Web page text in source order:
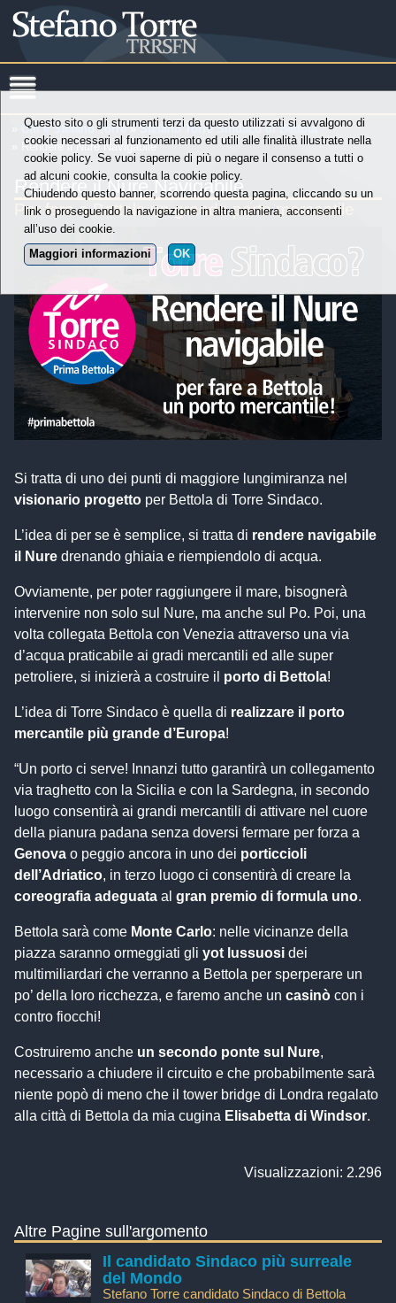
Chi è Stefano Torre »Stefano Torre Sindaco di Bettola
» Rendere il Nure Navigabile
Rendere il Nure Navigabile
Per fare a Bettola un grande porto mercantile
Si tratta di uno dei punti di maggiore lungimiranza nel
visionario progetto per Bettola di Torre Sindaco.
L’idea di per se è semplice, si tratta di rendere navigabile
il Nure drenando ghiaia e riempiendolo di acqua.
Ovviamente, per poter raggiungere il mare, bisognerà
intervenire non solo sul Nure, ma anche sul Po. Poi, una
volta collegata Bettola con Venezia attraverso una via
d’acqua praticabile ai gradi mercantili ed alle super
petroliere, si inizierà a costruire il porto di Bettola!
L’idea di Torre Sindaco è quella di realizzare il porto
mercantile più grande d’Europa!
“Un porto ci serve! Innanzi tutto garantirà un collegamento
via traghetto con la Sicilia e con la Sardegna, in secondo
luogo consentirà ai grandi mercantili di attivare nel cuore
della pianura padana senza doversi fermare per forza a
Genova o peggio ancora in uno dei porticcioli
dell’Adriatico, in terzo luogo ci consentirà di creare la
coreografia adeguata al gran premio di formula uno.
Bettola sarà come Monte Carlo: nelle vicinanze della
piazza saranno ormeggiati gli yot lussuosi dei
multimiliardari che verranno a Bettola per sperperare un
po’ della loro ricchezza, e faremo anche un casinò con i
contro fiocchi!
Costruiremo anche un secondo ponte sul Nure,
necessario a chiudere il circuito e che probabilmente sarà
niente popò di meno che il tower bridge di Londra regalato
alla città di Bettola da mia cugina Elisabetta di Windsor.
Visualizzazioni: 2.296
Altre Pagine sull'argomento
Il candidato Sindaco più surreale
del Mondo
Stefano Torre candidato Sindaco di Bettola
Questo sito o gli strumenti terzi da questo utilizzati si avvalgono di
cookie necessari al funzionamento ed utili alle finalità illustrate nella
cookie policy. Se vuoi saperne di più o negare il consenso a tutti o
ad alcuni cookie, consulta la cookie policy.
Chiudendo questo banner, scorrendo questa pagina, cliccando su un
link o proseguendo la navigazione in altra maniera, acconsenti
all’uso dei cookie.
Maggiori informazioni
OK